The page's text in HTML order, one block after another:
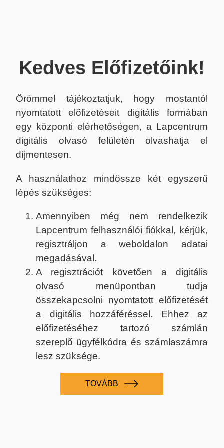
Kedves Előfizetőink!
Örömmel tájékoztatjuk, hogy mostantól
nyomtatott előfizetéseit digitális formában
egy központi elérhetőségen, a Lapcentrum
digitális olvasó felületén olvashatja el
díjmentesen.
A használathoz mindössze két egyszerű
lépés szükséges:
Amennyiben még nem rendelkezik
Lapcentrum felhasználói fiókkal, kérjük,
regisztráljon a weboldalon adatai
megadásával.
A regisztrációt követően a digitális
olvasó menüpontban tudja
összekapcsolni nyomtatott előfizetését
a digitális hozzáféréssel. Ehhez az
előfizetéséhez tartozó számlán
szereplő ügyfélkódra és számlaszámra
lesz szüksége.
TOVÁBB